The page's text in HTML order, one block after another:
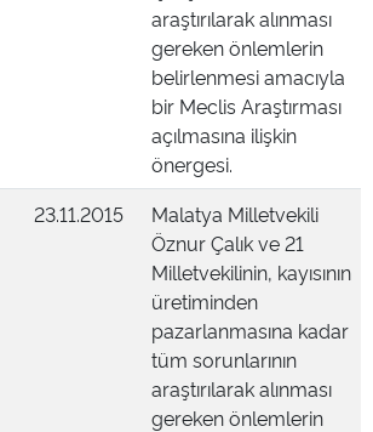
araştırılarak alınması
gereken önlemlerin
belirlenmesi amacıyla
bir Meclis Araştırması
açılmasına ilişkin
önergesi.
23.11.2015
Malatya Milletvekili
Öznur Çalık ve 21
Milletvekilinin, kayısının
üretiminden
pazarlanmasına kadar
tüm sorunlarının
araştırılarak alınması
gereken önlemlerin